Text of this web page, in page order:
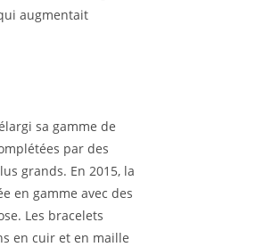
augmentait
sa gamme de
par des
grands. En 2015, la
en gamme avec des
Les bracelets
en cuir et en maille